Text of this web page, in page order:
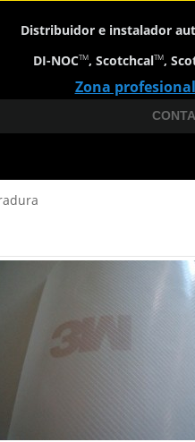
Distribuidor e instalador
DI-NOCTM, ScotchcalTM,
Zona